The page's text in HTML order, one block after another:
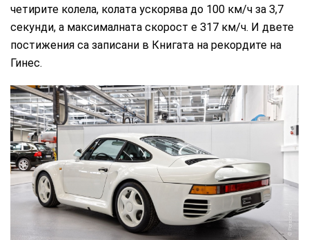
четирите колела, колата ускорява до 100 км/ч за 3,7
секунди, а максималната скорост е 317 км/ч. И двете
постижения са записани в Книгата на рекордите на
Гинес.
Porsche